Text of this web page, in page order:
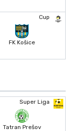
Cup
FK Košice
Super Liga
Tatran Prešov